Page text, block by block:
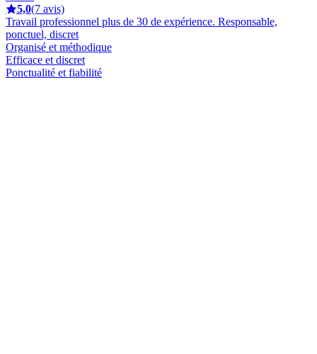
5,0(7 avis)
Travail professionnel plus de 30 de expérience. Responsable,
ponctuel, discret
Organisé et méthodique
Efficace et discret
Ponctualité et fiabilité